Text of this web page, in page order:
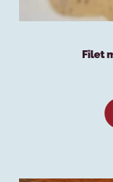
Filet